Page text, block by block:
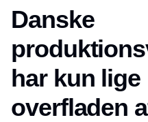
Danske
har kun lige
overfladen